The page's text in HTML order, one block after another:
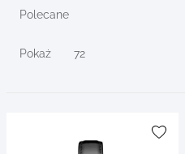
Sortuj wg
Polecane
Pokaż 72
filters